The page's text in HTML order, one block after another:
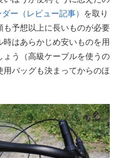
ー（レビュー記事）
を取り
予想以上に長いものが必要
はあらかじめ安いものを用
う（高級ケーブルを使うの
バッグも決まってからのほ